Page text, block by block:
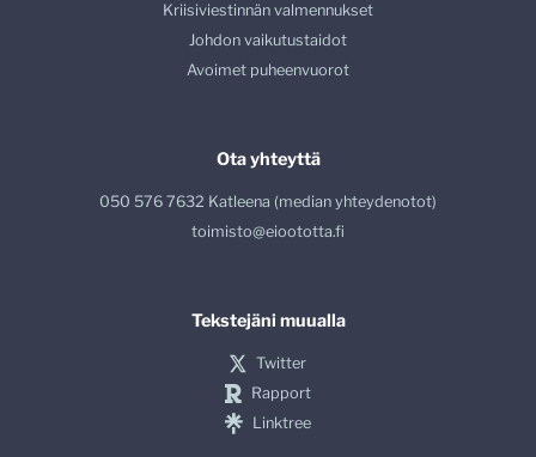
Kriisiviestinnän valmennukset
Johdon vaikutustaidot
Avoimet puheenvuorot
Ota yhteyttä
050 576 7632 Katleena (median yhteydenotot)
toimisto@eioototta.fi
Tekstejäni muualla
Twitter
Rapport
Linktree